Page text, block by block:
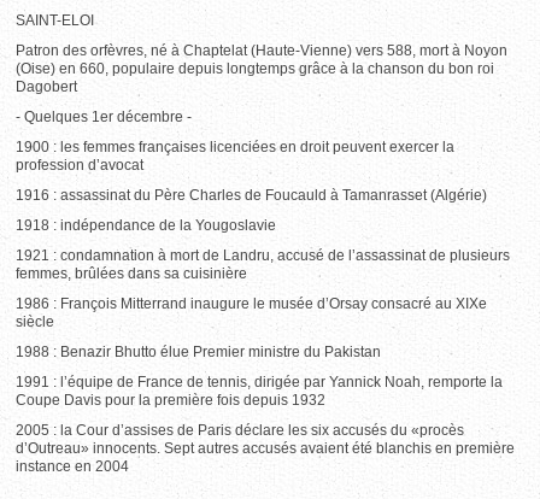
SAINT-ELOI
Patron des orfèvres, né à Chaptelat (Haute-Vienne) vers 588, mort à Noyon
(Oise) en 660, populaire depuis longtemps grâce à la chanson du bon roi
Dagobert
- Quelques 1er décembre -
1900 : les femmes françaises licenciées en droit peuvent exercer la
profession d’avocat
1916 : assassinat du Père Charles de Foucauld à Tamanrasset (Algérie)
1918 : indépendance de la Yougoslavie
1921 : condamnation à mort de Landru, accusé de l’assassinat de plusieurs
femmes, brûlées dans sa cuisinière
1986 : François Mitterrand inaugure le musée d’Orsay consacré au XIXe
siècle
1988 : Benazir Bhutto élue Premier ministre du Pakistan
1991 : l’équipe de France de tennis, dirigée par Yannick Noah, remporte la
Coupe Davis pour la première fois depuis 1932
2005 : la Cour d’assises de Paris déclare les six accusés du «procès
d’Outreau» innocents. Sept autres accusés avaient été blanchis en première
instance en 2004